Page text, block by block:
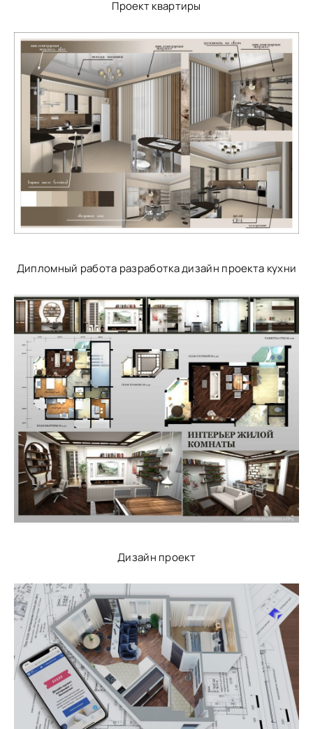
Проект квартиры
Дипломный работа разработка дизайн проекта кухни
Дизайн проект